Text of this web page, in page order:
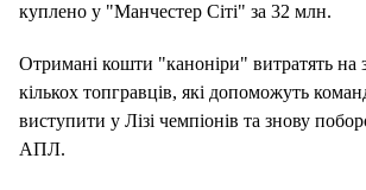
куплено у "Манчестер Сіті" за 32 млн.
Отримані кошти "каноніри" витратять на
кількох топгравців, які допоможуть
виступити у Лізі чемпіонів та знову
АПЛ.